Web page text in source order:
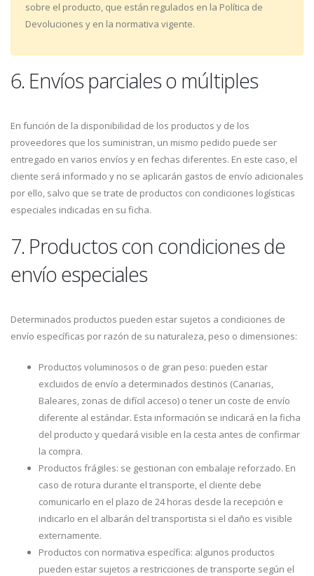
sobre el producto, que están regulados en la Política de
Devoluciones y en la normativa vigente.
6. Envíos parciales o múltiples
En función de la disponibilidad de los productos y de los
proveedores que los suministran, un mismo pedido puede ser
entregado en varios envíos y en fechas diferentes. En este caso, el
cliente será informado y no se aplicarán gastos de envío adicionales
por ello, salvo que se trate de productos con condiciones logísticas
especiales indicadas en su ficha.
7. Productos con condiciones de
envío especiales
Determinados productos pueden estar sujetos a condiciones de
envío específicas por razón de su naturaleza, peso o dimensiones:
Productos voluminosos o de gran peso: pueden estar
excluidos de envío a determinados destinos (Canarias,
Baleares, zonas de difícil acceso) o tener un coste de envío
diferente al estándar. Esta información se indicará en la ficha
del producto y quedará visible en la cesta antes de confirmar
la compra.
Productos frágiles: se gestionan con embalaje reforzado. En
caso de rotura durante el transporte, el cliente debe
comunicarlo en el plazo de 24 horas desde la recepción e
indicarlo en el albarán del transportista si el daño es visible
externamente.
Productos con normativa específica: algunos productos
pueden estar sujetos a restricciones de transporte según el